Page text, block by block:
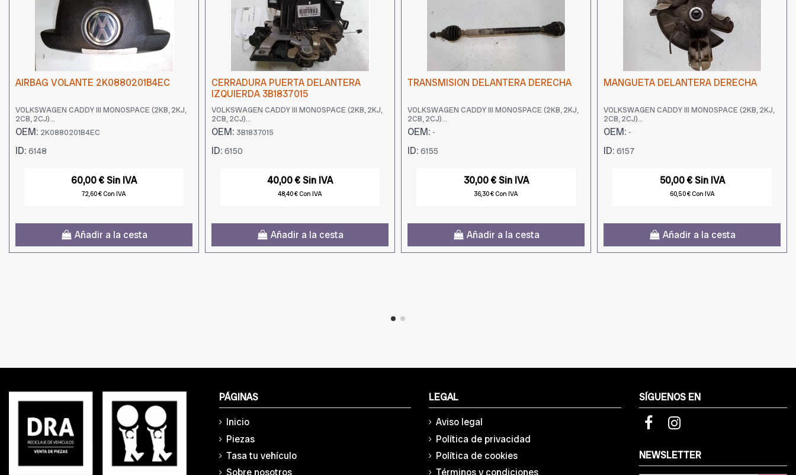
AIRBAG VOLANTE 2K0880201B4EC
VOLKSWAGEN CADDY III MONOSPACE (2KB, 2KJ,
2CB, 2CJ)...
OEM: 2K0880201B4EC
ID: 6148
60,00 € Sin IVA
72,60 € Con IVA
Añadir a la cesta
CERRADURA PUERTA DELANTERA
IZQUIERDA 3B1837015
VOLKSWAGEN CADDY III MONOSPACE (2KB, 2KJ,
2CB, 2CJ)...
OEM: 3B1837015
ID: 6150
40,00 € Sin IVA
48,40 € Con IVA
Añadir a la cesta
TRANSMISION DELANTERA DERECHA
VOLKSWAGEN CADDY III MONOSPACE (2KB, 2KJ,
2CB, 2CJ)...
OEM: -
ID: 6155
30,00 € Sin IVA
36,30 € Con IVA
Añadir a la cesta
MANGUETA DELANTERA DERECHA
VOLKSWAGEN CADDY III MONOSPACE (2KB, 2KJ,
2CB, 2CJ)...
OEM: -
ID: 6157
50,00 € Sin IVA
60,50 € Con IVA
Añadir a la cesta
PÁGINAS
Inicio
Piezas
Tasa tu vehículo
LEGAL
Aviso legal
Política de privacidad
Política de cookies
SÍGUENOS EN
NEWSLETTER